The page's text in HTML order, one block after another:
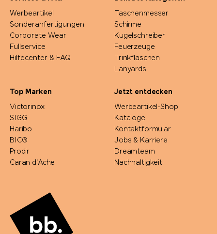
Werbeartikel
Sonderanfertigungen
Corporate Wear
Fullservice
Hilfecenter & FAQ
Taschenmesser
Schirme
Kugelschreiber
Feuerzeuge
Trinkflaschen
Lanyards
Top Marken
Victorinox
SIGG
Haribo
BIC®
Prodir
Caran d'Ache
Jetzt entdecken
Werbeartikel-Shop
Kataloge
Kontaktformular
Jobs & Karriere
Dreamteam
Nachhaltigkeit